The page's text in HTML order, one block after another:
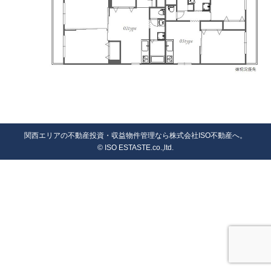
関西エリアの不動産投資・収益物件管理なら株式会社ISO不動産へ。
© ISO ESTASTE.co.,ltd.